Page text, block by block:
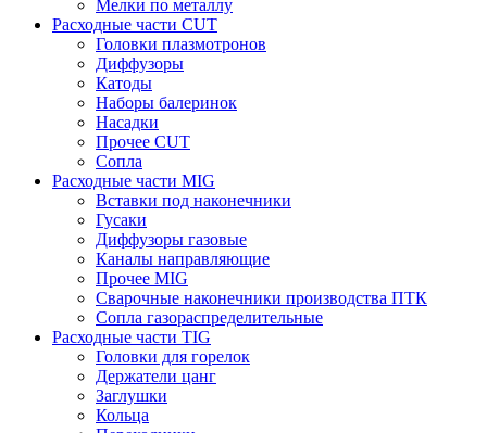
Мелки по металлу
Расходные части CUT
Головки плазмотронов
Диффузоры
Катоды
Наборы балеринок
Насадки
Прочее CUT
Сопла
Расходные части MIG
Вставки под наконечники
Гусаки
Диффузоры газовые
Каналы направляющие
Прочее MIG
Сварочные наконечники производства ПТК
Сопла газораспределительные
Расходные части TIG
Головки для горелок
Держатели цанг
Заглушки
Кольца